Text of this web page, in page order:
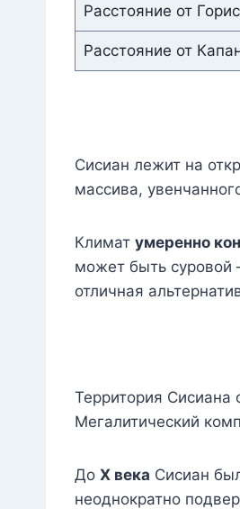
Расстояние от
Расстояние от
Сисиан лежит на
массива,
Климат умеренно
может быть
отличная
Территория Сисиана
Мегалитический
До X века Сисиан
неоднократно